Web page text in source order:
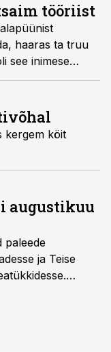
tööriist
see inimese
kergem köit
augustikuu
paleede
ja Teise